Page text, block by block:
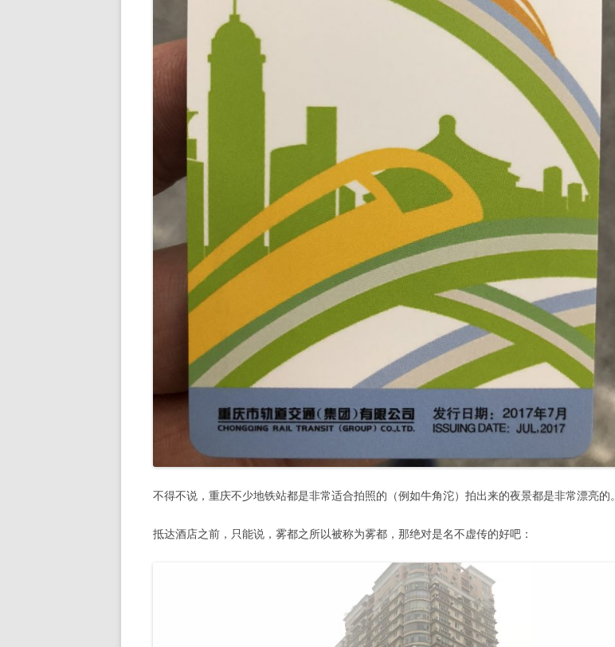
不得不说，重庆不少地铁站都是非常适合拍照的（例如牛角沱）拍出来的夜景都是非常漂亮的。
抵达酒店之前，只能说，雾都之所以被称为雾都，那绝对是名不虚传的好吧：